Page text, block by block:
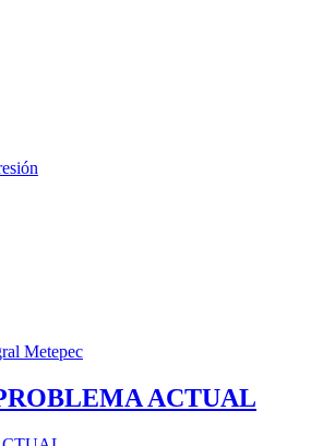
de pareja y de familia
Metepec
ACTUAL